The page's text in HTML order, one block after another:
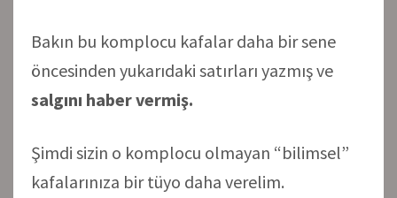
Bakın bu komplocu kafalar daha bir sene
öncesinden yukarıdaki satırları yazmış ve
salgını haber vermiş.
Şimdi sizin o komplocu olmayan “bilimsel”
kafalarınıza bir tüyo daha verelim.